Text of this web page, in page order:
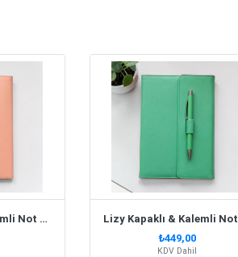
Lizy Kapaklı & Kalemli Not Defteri Soft Pembe
₺449,00
KDV Dahil